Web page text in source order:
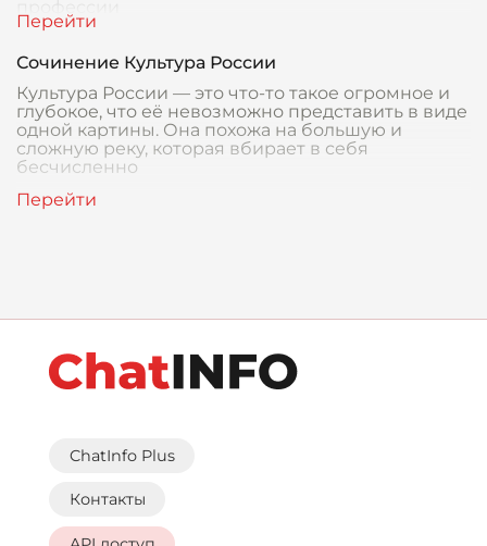
Сочинение Культура России
Культура России — это что-то такое огромное и
глубокое, что её невозможно представить в виде
одной картины. Она похожа на большую и
сложную реку, которая вбирает в себя
бесчисленно
ChatInfo Plus
Контакты